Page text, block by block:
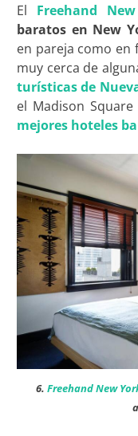
El Freehand
baratos en New
en pareja como en
muy cerca de
turísticas de
el Madison
mejores hoteles
6. Freehand New